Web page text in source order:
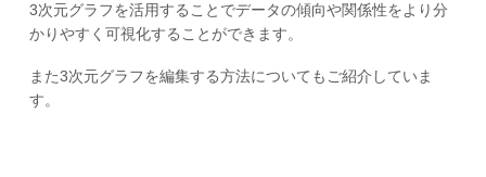
3次元グラフを活用することでデータの傾向や関係性をより分
かりやすく可視化することができます。
また3次元グラフを編集する方法についてもご紹介していま
す。